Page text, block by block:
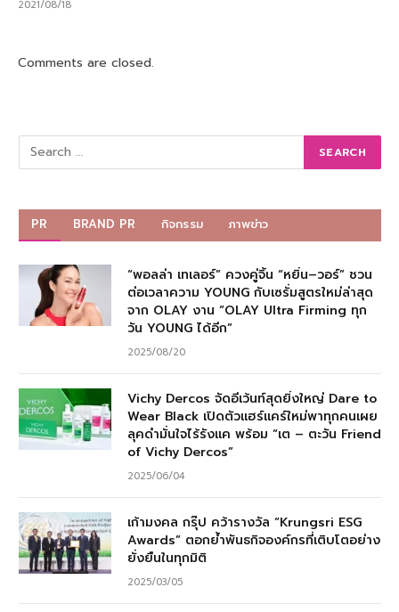
2021/08/18
Comments are closed.
PR BRAND PR กิจกรรม ภาพข่าว
“พอลล่า เทเลอร์” ควงคู่จิ้น “หยิ่น–วอร์” ชวน
ต่อเวลาความ YOUNG กับเซรั่มสูตรใหม่ล่าสุด
จาก OLAY งาน “OLAY Ultra Firming ทุก
วัน YOUNG ได้อีก”
2025/08/20
Vichy Dercos จัดอีเว้นท์สุดยิ่งใหญ่ Dare to
Wear Black เปิดตัวแฮร์แคร์ใหม่พาทุกคนเผย
ลุคดำมั่นใจไร้รังแค พร้อม “เต – ตะวัน Friend
of Vichy Dercos”
2025/06/04
เก้ามงคล กรุ๊ป คว้ารางวัล “Krungsri ESG
Awards” ตอกย้ำพันธกิจองค์กรที่เติบโตอย่าง
ยั่งยืนในทุกมิติ
2025/03/05